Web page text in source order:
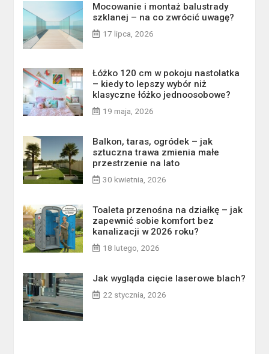
Mocowanie i montaż balustrady
szklanej – na co zwrócić uwagę?
17 lipca, 2026
Łóżko 120 cm w pokoju nastolatka
– kiedy to lepszy wybór niż
klasyczne łóżko jednoosobowe?
19 maja, 2026
Balkon, taras, ogródek – jak
sztuczna trawa zmienia małe
przestrzenie na lato
30 kwietnia, 2026
Toaleta przenośna na działkę – jak
zapewnić sobie komfort bez
kanalizacji w 2026 roku?
18 lutego, 2026
Jak wygląda cięcie laserowe blach?
22 stycznia, 2026